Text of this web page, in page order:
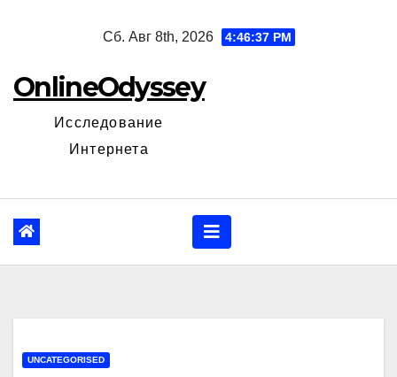
Сб. Авг 8th, 2026 4:46:38 PM
OnlineOdyssey
Исследование
Интернета
UNCATEGORISED